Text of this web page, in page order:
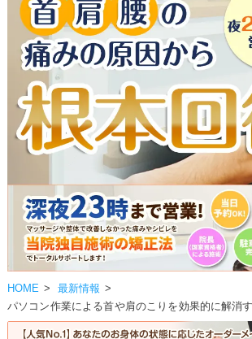
HOME > 最新情報 >
パソコン作業による首や肩のこりを効果的に解消